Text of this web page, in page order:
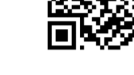
curato dal Liceo
ore 18 - Fiano
- Messa in
celebrata da mons.
di Lucca
ore 20.30 -
al Cippo di don
della Memoria in alcuni
città. Ritrovo alle ore